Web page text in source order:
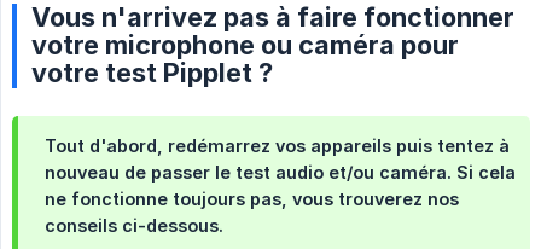
Vous n'arrivez pas à faire fonctionner
votre microphone ou caméra pour
votre test Pipplet ?
Tout d'abord, redémarrez vos appareils puis tentez à
nouveau de passer le test audio et/ou caméra. Si cela
ne fonctionne toujours pas, vous trouverez nos
conseils ci-dessous.